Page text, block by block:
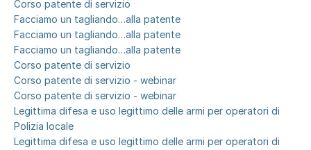
Corso patente di servizio
Facciamo un tagliando…alla patente
Facciamo un tagliando…alla patente
Facciamo un tagliando…alla patente
Corso patente di servizio
Corso patente di servizio - webinar
Corso patente di servizio - webinar
Legittima difesa e uso legittimo delle armi per operatori di
Polizia locale
Legittima difesa e uso legittimo delle armi per operatori di